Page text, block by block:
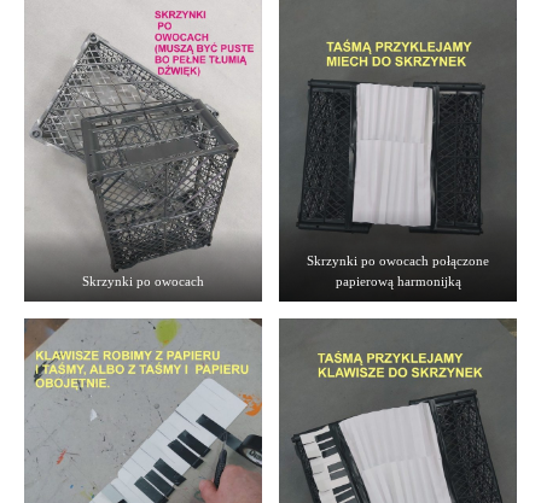
Skrzynki po owocach
Skrzynki po owocach połączone
papierową harmonijką